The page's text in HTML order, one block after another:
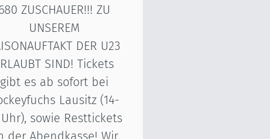
ZUSCHAUER!!! ZU
UNSEREM
DER U23
SIND! Tickets
gibt es ab sofort bei
Lausitz (14-
sowie Resttickets